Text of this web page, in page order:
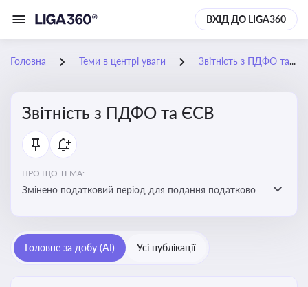
ВХІД ДО LIGA360
Головна Теми в центрі уваги Звітність з ПДФО та ЄСВ
Звітність з ПДФО та ЄСВ
ПРО ЩО ТЕМА:
Змінено податковий період для подання податкового
Головне за добу (AI) Усі публікації